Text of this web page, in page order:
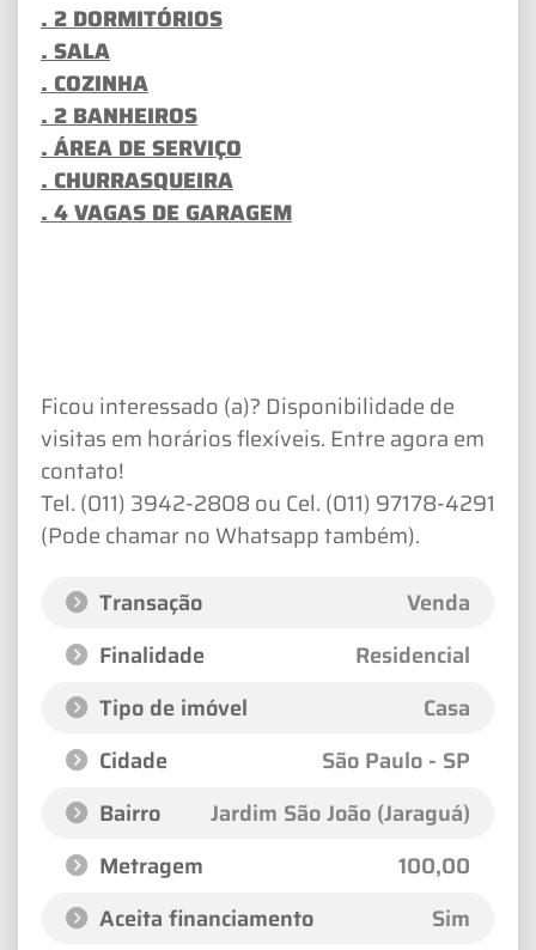
. 2 DORMITÓRIOS
. SALA
. COZINHA
. 2 BANHEIROS
. ÁREA DE SERVIÇO
. CHURRASQUEIRA
. 4 VAGAS DE GARAGEM
Ficou interessado (a)? Disponibilidade de
visitas em horários flexíveis. Entre agora em
contato!
Tel. (011) 3942-2808 ou Cel. (011) 97178-4291
(Pode chamar no Whatsapp também).
Transação
Venda
Finalidade
Residencial
Tipo de imóvel
Casa
Cidade
São Paulo - SP
Bairro
Jardim São João (Jaraguá)
Metragem
100,00
Aceita financiamento
Sim